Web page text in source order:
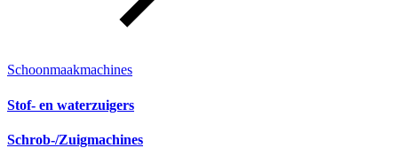
Schoonmaakmachines
Stof- en waterzuigers
Schrob-/Zuigmachines